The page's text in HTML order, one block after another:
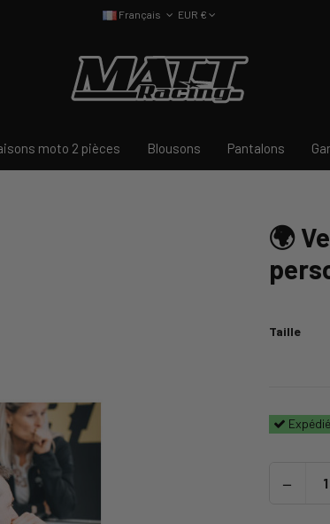
Français EUR €
moto 2 pièces Blousons Pantalons
🌍
Taille